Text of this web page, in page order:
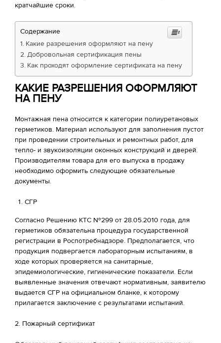
кратчайшие сроки.
Содержание
Какие разрешения оформляют на пену
Добровольная сертификация пены
Как проходят оформление сертификата на пену
КАКИЕ РАЗРЕШЕНИЯ ОФОРМЛЯЮТ
НА ПЕНУ
Монтажная пена относится к категории полиуретановых
герметиков. Материал используют для заполнения пустот
при проведении строительных и ремонтных работ, для
тепло- и звукоизоляции оконных конструкций и дверей.
Производителям товара для его выпуска в продажу
необходимо оформить следующие обязательные
документы.
СГР
Согласно Решению КТС №299 от 28.05.2010 года, для
герметиков обязательна процедура государственной
регистрации в Роспотребнадзоре. Предполагается, что
продукция подвергается лабораторным испытаниям, в
ходе которых проверяется на санитарные,
эпидемиологические, гигиенические показатели. Если
выявленные значения отвечают нормативным, заявителю
выдается СГР на официальном бланке, к которому
прилагается заключение с результатами испытаний.
2. Пожарный сертификат